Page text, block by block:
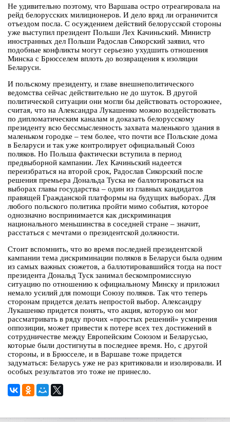
Не удивительно поэтому, что Варшава остро отреагировала на
рейд белорусских милиционеров. И дело вряд ли ограничится
отъездом посла. С осуждением действий белорусской стороны
уже выступил президент Польши Лех Качиньский. Министр
иностранных дел Польши Радослав Сикорский заявил, что
подобные конфликты могут серьезно ухудшить отношения
Минска с Брюсселем вплоть до возвращения к изоляции
Беларуси.
И польскому президенту, и главе внешнеполитического
ведомства сейчас действительно не до шуток. В другой
политической ситуации они могли бы действовать осторожнее,
считая, что на Александра Лукашенко можно воздействовать
по дипломатическим каналам и доказать белорусскому
президенту всю бессмысленность захвата маленького здания в
маленьком городке – тем более, что почти все Польские дома
в Беларуси и так уже контролирует официальный Союз
поляков. Но Польша фактически вступила в период
предвыборной кампании. Лех Качиньский надеется
переизбраться на второй срок, Радослав Сикорский после
решения премьера Дональда Туска не баллотироваться на
выборах главы государства – один из главных кандидатов
правящей Гражданской платформы на будущих выборах. Для
любого польского политика пройти мимо события, которое
однозначно воспринимается как дискриминация
национального меньшинства в соседней стране – значит,
расстаться с мечтами о президентской должности.
Стоит вспомнить, что во время последней президентской
кампании тема дискриминации поляков в Беларуси была одним
из самых важных сюжетов, а баллотировавшийся тогда на пост
президента Дональд Туск занимал бескомпромиссную
ситуацию по отношению к официальному Минску и приложил
немало усилий для помощи Союзу поляков. Так что теперь
сторонам придется делать непростой выбор. Александру
Лукашенко придется понять, что акция, которую он мог
рассматривать в ряду прочих «простых решений» усмирения
оппозиции, может привести к потере всех тех достижений в
сотрудничестве между Европейским Союзом и Беларусью,
которые были достигнуты в последнее время. Но, с другой
стороны, и в Брюсселе, и в Варшаве тоже придется
задуматься: Беларусь уже не раз критиковали и изолировали. И
особых результатов это тоже не принесло.